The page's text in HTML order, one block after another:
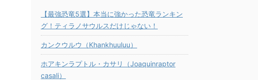
【最強恐竜5選】本当に強かった恐竜ランキン
グ！ティラノサウルスだけじゃない！
カンクウルウ（Khankhuuluu）
ホアキンラプトル・カサリ（Joaquinraptor
casali）